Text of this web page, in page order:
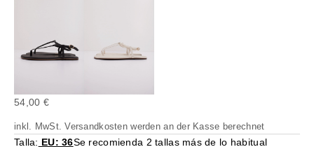
Angebot
54,00 €
inkl. MwSt.Versandkosten werden an der Kasse berechnet
Talla: EU: 36Se recomienda 2 tallas más de lo habitual